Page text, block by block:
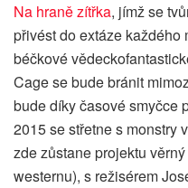
Na hraně zítřka, jímž se
přivést do extáze každého
béčkové
Cage se bude bránit
bude díky časové smyčce
2015 se střetne s monstry
zde zůstane projektu
westernu), s režisérem